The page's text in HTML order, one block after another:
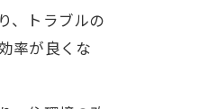
、トラブルの
率が良くな